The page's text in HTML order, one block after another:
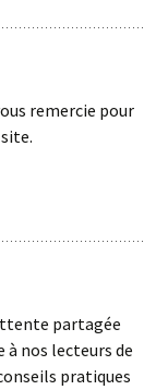
remercie pour
partagée
nos lecteurs de
pratiques